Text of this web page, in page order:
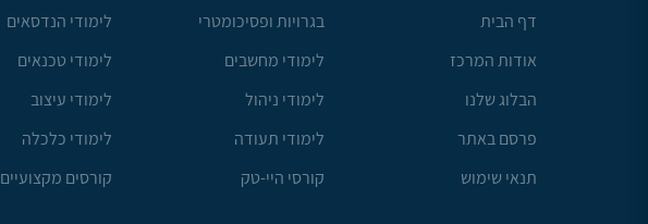
דף הבית
אודות המרכז
הבלוג שלנו
פרסם באתר
תנאי שימוש
בגרויות ופסיכומטרי
לימודי מחשבים
לימודי ניהול
לימודי תעודה
קורסי היי-טק
לימודי הנדסאים
לימודי טכנאים
לימודי עיצוב
לימודי כלכלה
קורסים מקצועיים